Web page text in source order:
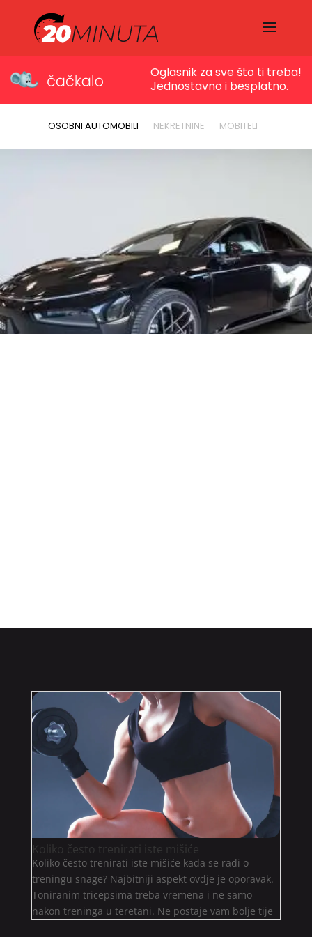
Koliko često trenirati iste mišiće
Koliko često trenirati iste mišiće kada se radi o
treningu snage? Najbitniji aspekt ovdje je oporavak.
Toniranim tricepsima treba vremena i ne samo
nakon treninga u teretani. Ne postaje vam bolje tije